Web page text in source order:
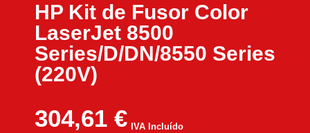
HP Kit de Fusor Color
LaserJet 8500
Series/D/DN/8550 Series
(220V)
304,61 € IVA Incluído